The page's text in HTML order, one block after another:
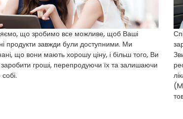
що зробимо все можливе, щоб Ваші
продукти завжди були доступними. Ми
що вони мають хорошу ціну, і більш того, Ви
гроші, перепродуючи їх та залишаючи